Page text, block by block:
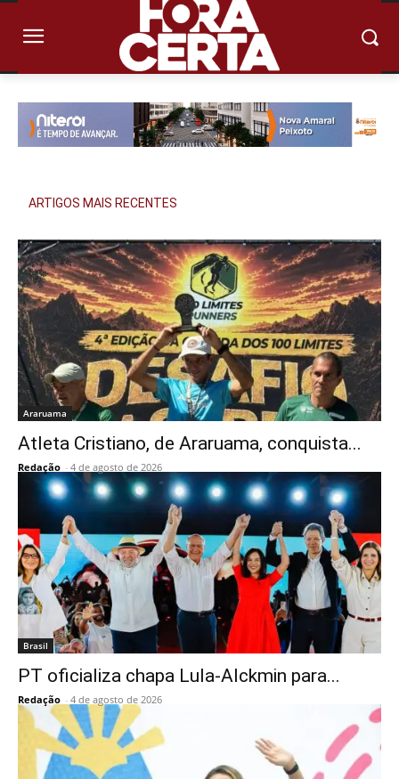
ARTIGOS MAIS RECENTES
Araruama
Atleta Cristiano, de Araruama, conquista...
Redação - 4 de agosto de 2026
Brasil
PT oficializa chapa Lula-Alckmin para...
Redação - 4 de agosto de 2026